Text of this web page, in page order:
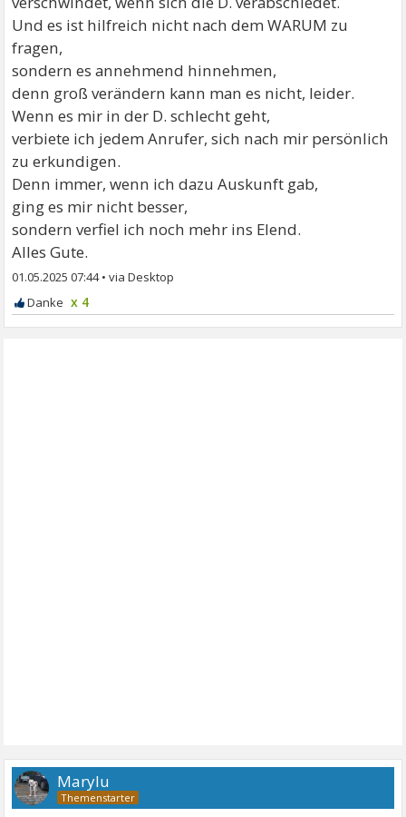
Und es ist hilfreich nicht nach dem WARUM zu
fragen,
sondern es annehmend hinnehmen,
denn groß verändern kann man es nicht, leider.
Wenn es mir in der D. schlecht geht,
verbiete ich jedem Anrufer, sich nach mir persönlich
zu erkundigen.
Denn immer, wenn ich dazu Auskunft gab,
ging es mir nicht besser,
sondern verfiel ich noch mehr ins Elend.
Alles Gute.
01.05.2025 07:44•
x 4
Marylu